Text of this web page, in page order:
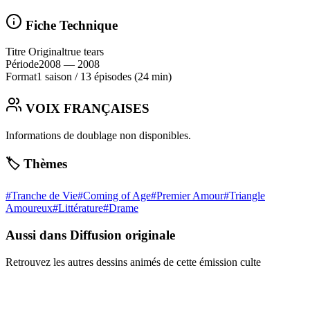
Fiche Technique
Titre Originaltrue tears
Période2008 — 2008
Format1 saison / 13 épisodes (24 min)
VOIX FRANÇAISES
Informations de doublage non disponibles.
🏷️ Thèmes
#Tranche de Vie#Coming of Age#Premier Amour#Triangle
Amoureux#Littérature#Drame
Aussi dans Diffusion originale
Retrouvez les autres dessins animés de cette émission culte